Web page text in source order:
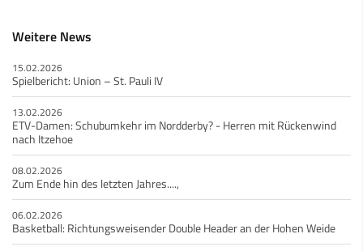
Weitere News
15.02.2026
Spielbericht: Union – St. Pauli IV
13.02.2026
ETV-Damen: Schubumkehr im Nordderby? - Herren mit Rückenwind
nach Itzehoe
08.02.2026
Zum Ende hin des letzten Jahres....,
06.02.2026
Basketball: Richtungsweisender Double Header an der Hohen Weide